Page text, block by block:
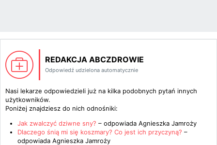
REDAKCJA ABCZDROWIE
Odpowiedź udzielona automatycznie
Nasi lekarze odpowiedzieli już na kilka podobnych pytań innych
użytkowników.
Poniżej znajdziesz do nich odnośniki:
Jak zwalczyć dziwne sny? – odpowiada Agnieszka Jamroży
Dlaczego śnią mi się koszmary? Co jest ich przyczyną? –
odpowiada Agnieszka Jamroży